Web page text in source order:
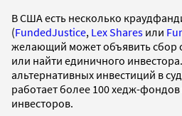
В США есть несколько
(FundedJustice, Lex Shares или
желающий может объявить сбор
или найти единичного
альтернативных инвестиций в
работает более 100 хедж-фондов
инвесторов.